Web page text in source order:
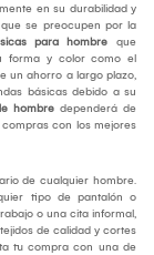
en su durabilidad y
se preocupen por la
para hombre que
forma y color como el
un ahorro a largo plazo,
básicas debido a su
hombre dependerá de
con los mejores
de cualquier hombre.
tipo de pantalón o
o una cita informal,
de calidad y cortes
tu compra con una de